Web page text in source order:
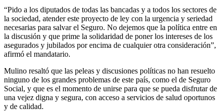
“Pido a los diputados de todas las bancadas y a todos los sectores de
la sociedad, atender este proyecto de ley con la urgencia y seriedad
necesarias para salvar el Seguro. No dejemos que la política entre en
la discusión y que prime la solidaridad de poner los intereses de los
asegurados y jubilados por encima de cualquier otra consideración”,
afirmó el mandatario.
Mulino resaltó que las peleas y discusiones políticas no han resuelto
ninguno de los grandes problemas de este país, como el de Seguro
Social, y que es el momento de unirse para que se pueda disfrutar de
una vejez digna y segura, con acceso a servicios de salud oportunos
y de calidad.